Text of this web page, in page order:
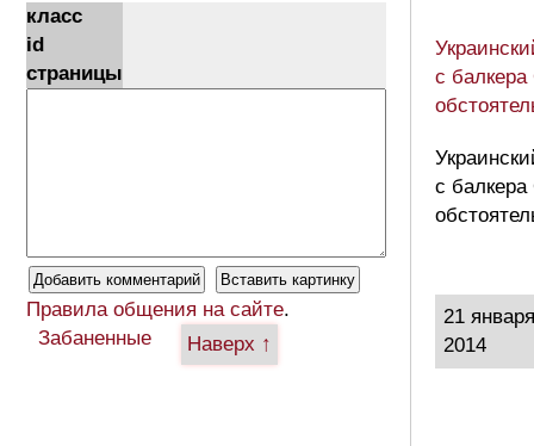
класс
id
страницы
Правила общения на сайте.
Забаненные
Наверх ↑
с
с
21 января
2014